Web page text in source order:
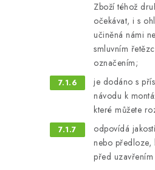
Zboží téhož
očekávat, i s
učiněná námi
smluvním
označením;
je dodáno s
návodu k
které můžete
odpovídá
nebo předloze,
před uzavřením